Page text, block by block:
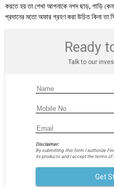
করতে হয় তা শেখা আপনাকে নগদ ছাড়, গাড়ি
প্রদানের মতো অফার গ্রহণ করা উচিত কিনা তা
Ready
Talk to our
Disclaimer:
By submitting this form I authorize
its products and I accept the terms of
Get